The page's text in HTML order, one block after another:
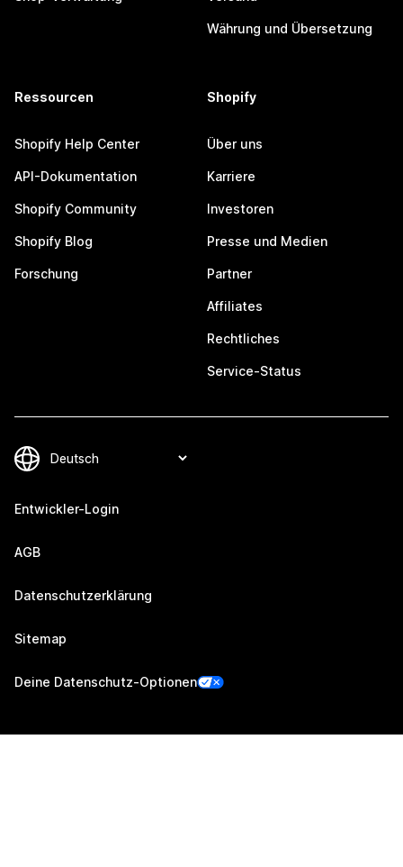
Währung und Übersetzung
Ressourcen
Shopify Help Center
API-Dokumentation
Shopify Community
Shopify Blog
Forschung
Shopify
Über uns
Karriere
Investoren
Presse und Medien
Partner
Affiliates
Rechtliches
Service-Status
Entwickler-Login
AGB
Datenschutzerklärung
Sitemap
Deine Datenschutz-Optionen